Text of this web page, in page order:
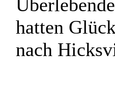
hatten
nach